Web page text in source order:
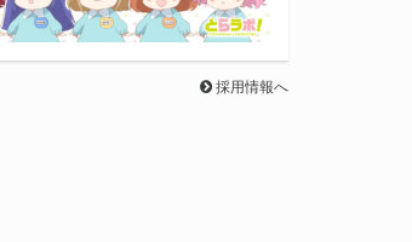
採用情報へ